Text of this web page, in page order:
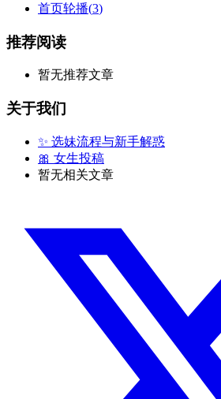
首页轮播(3)
推荐阅读
暂无推荐文章
关于我们
✨ 选妹流程与新手解惑
🎀 女生投稿
暂无相关文章